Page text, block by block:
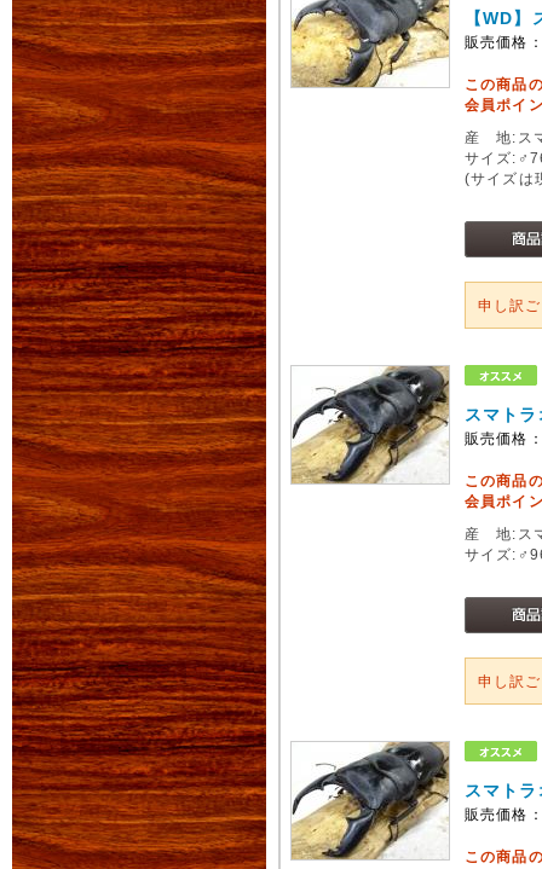
【WD
販売価格
この商品
会員ポイ
産 地:ス
サイズ
(サイズは
申し訳
スマト
販売価格
この商品
会員ポイ
産 地:ス
サイズ
申し訳
スマト
販売価格
この商品